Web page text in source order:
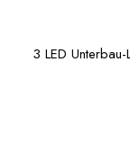
3 LED